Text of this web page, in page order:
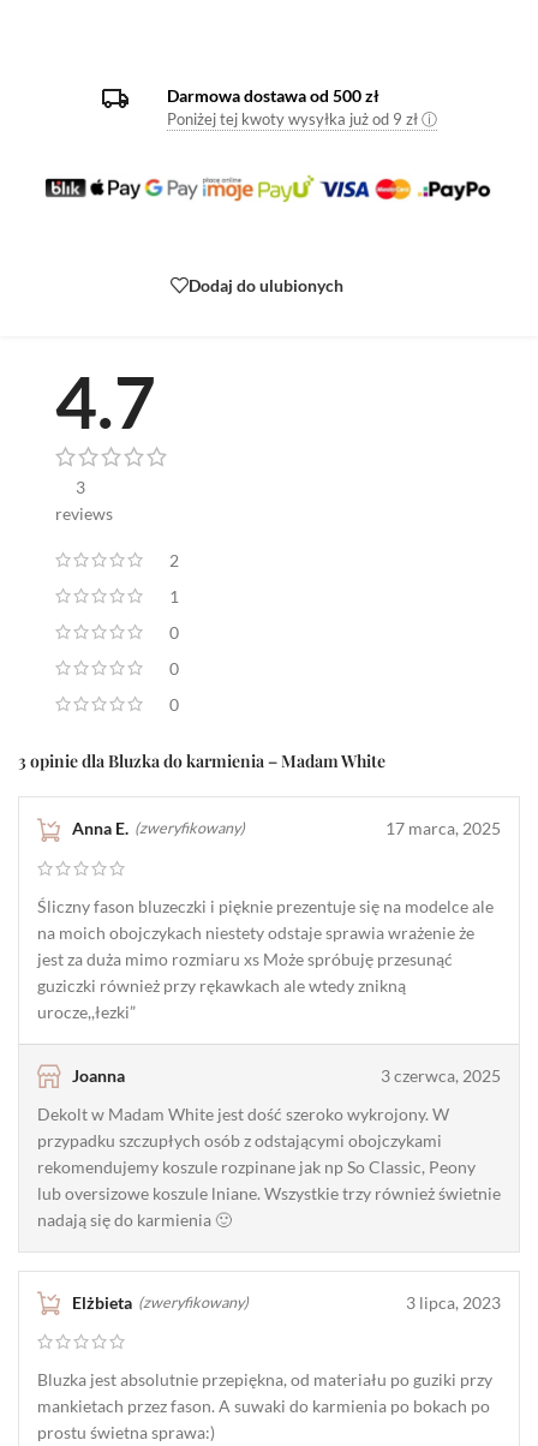
Darmowa dostawa od 500 zł
Poniżej tej kwoty wysyłka już od 9 zł ⓘ
Dodaj do ulubionych
4.7
3
reviews
2
1
0
0
0
3 opinie dlaBluzka do karmienia – Madam White
Anna E. (zweryfikowany) 17 marca, 2025
Śliczny fason bluzeczki i pięknie prezentuje się na modelce ale
na moich obojczykach niestety odstaje sprawia wrażenie że
jest za duża mimo rozmiaru xs Może spróbuję przesunąć
guziczki również przy rękawkach ale wtedy znikną
urocze,,łezki”
Joanna
3 czerwca, 2025
Dekolt w Madam White jest dość szeroko wykrojony. W
przypadku szczupłych osób z odstającymi obojczykami
rekomendujemy koszule rozpinane jak np So Classic, Peony
lub oversizowe koszule lniane. Wszystkie trzy również świetnie
nadają się do karmienia 🙂
Elżbieta (zweryfikowany) 3 lipca, 2023
Bluzka jest absolutnie przepiękna, od materiału po guziki przy
mankietach przez fason. A suwaki do karmienia po bokach po
prostu świetna sprawa:)